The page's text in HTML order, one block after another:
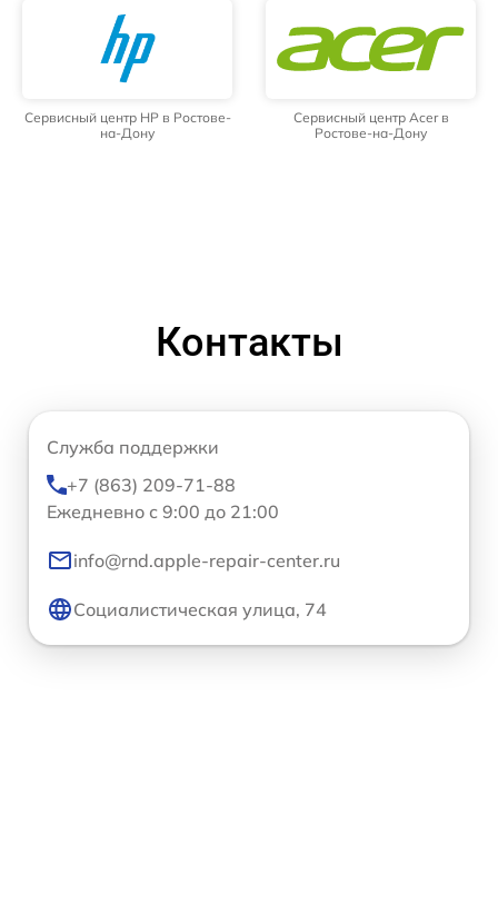
Сервисный центр HP в Ростове-
на-Дону
Сервисный центр Acer в
Ростове-на-Дону
Контакты
Служба поддержки
+7 (863) 209-71-88
Ежедневно с 9:00 до 21:00
info@rnd.apple-repair-center.ru
Социалистическая улица, 74